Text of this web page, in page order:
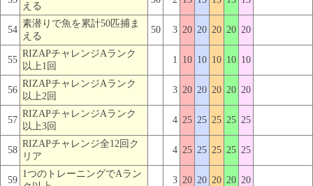
える
54
素潜りで魚を累計50匹捕ま
える
50 3 20 20 20 20 20
55
RIZAPチャレンジAランク
以上1回
1 10 10 10 10 10
56
RIZAPチャレンジAランク
以上2回
3 20 20 20 20 20
57
RIZAPチャレンジAランク
以上3回
4 25 25 25 25 25
58
RIZAPチャレンジ全12回ク
リア
4 25 25 25 25 25
59
1つのトレーニングでAラン
3 20 20 20 20 20